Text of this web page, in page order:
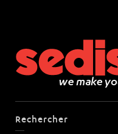
Rechercher